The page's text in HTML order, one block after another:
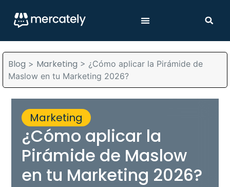
Blog > Marketing > ¿Cómo aplicar la Pirámide de
Maslow en tu Marketing 2026?
Marketing
¿Cómo aplicar la
Pirámide de Maslow
en tu Marketing 2026?